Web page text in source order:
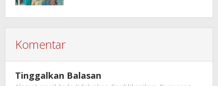
Komentar
Tinggalkan Balasan